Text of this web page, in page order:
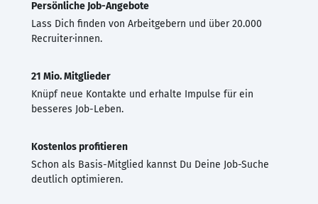
Persönliche Job-Angebote
Lass Dich finden von Arbeitgebern und über 20.000
Recruiter·innen.
21 Mio. Mitglieder
Knüpf neue Kontakte und erhalte Impulse für ein
besseres Job-Leben.
Kostenlos profitieren
Schon als Basis-Mitglied kannst Du Deine Job-Suche
deutlich optimieren.